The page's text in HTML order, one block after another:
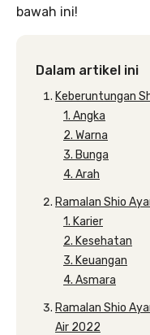
bawah ini!
Dalam artikel ini
Keberuntungan
1. Angka
2. Warna
3. Bunga
4. Arah
Ramalan Shio
1. Karier
2. Kesehatan
3. Keuangan
4. Asmara
Ramalan Shio
Air 2022